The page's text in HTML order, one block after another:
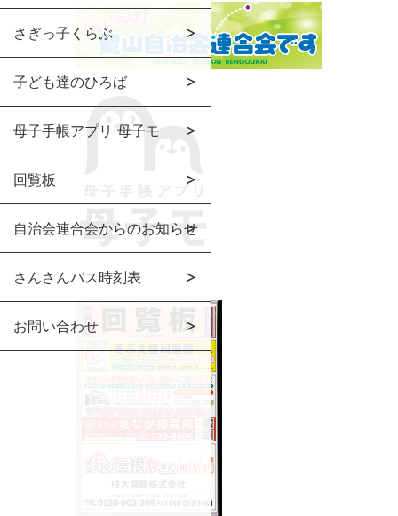
さぎっ子くらぶ
子ども達のひろば
母子手帳アプリ 母子モ
回覧板
自治会連合会からのお知らせ
さんさんバス時刻表
お問い合わせ